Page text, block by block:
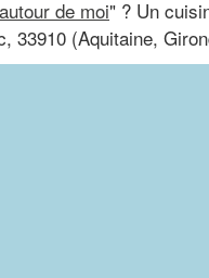
de moi" ? Un
33910 (Aquitaine,